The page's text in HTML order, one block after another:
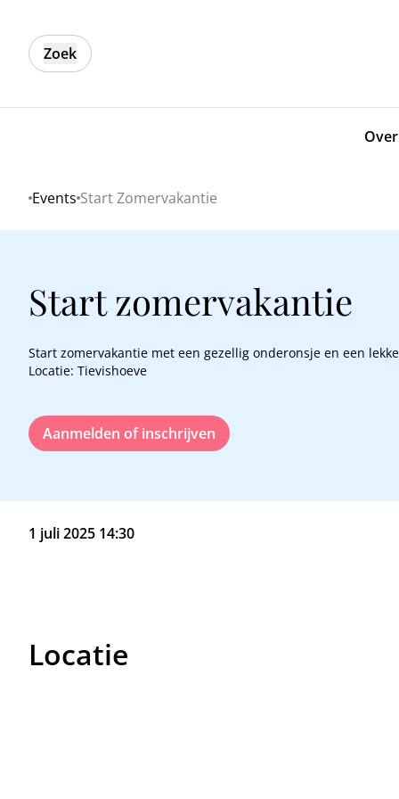
Zoek
Home
Events Start Zomervakantie
Start zomervakantie
Start zomervakantie met een gezellig onderonsje en een
Locatie: Tievishoeve
Aanmelden of inschrijven
1 juli 2025 14:30
Locatie